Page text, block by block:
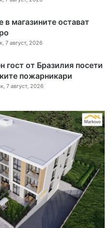
в магазините остават
7 август, 2026
гост от Бразилия посети
пожарникари
7 август, 2026